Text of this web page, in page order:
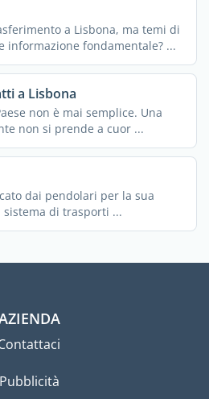
a Lisbona, ma temi di
informazione fondamentale? ...
a Lisbona
non è mai semplice. Una
non si prende a cuor ...
dai pendolari per la sua
di trasporti ...
Pubblicità